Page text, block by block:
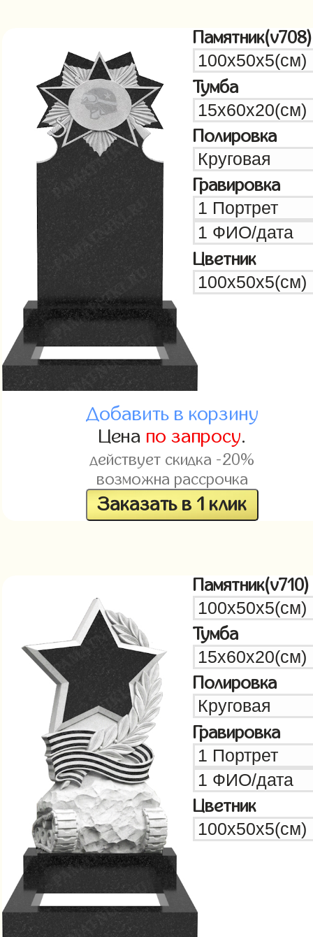
Памятник(v708)
Тумба
Полировка
Гравировка
Цветник
Добавить в корзину
Цена по запросу.
действует скидка -20%
возможна рассрочка
Заказать в 1 клик
Памятник(v710)
Тумба
Полировка
Гравировка
Цветник